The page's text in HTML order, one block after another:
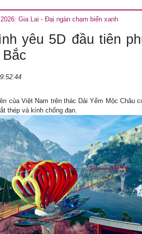
Gia Lai - Đại ngàn chạm biển xanh
yêu 5D đầu tiên
của Việt Nam trên thác Dải Yếm Mộc Châu
thép và kính chống đạn.